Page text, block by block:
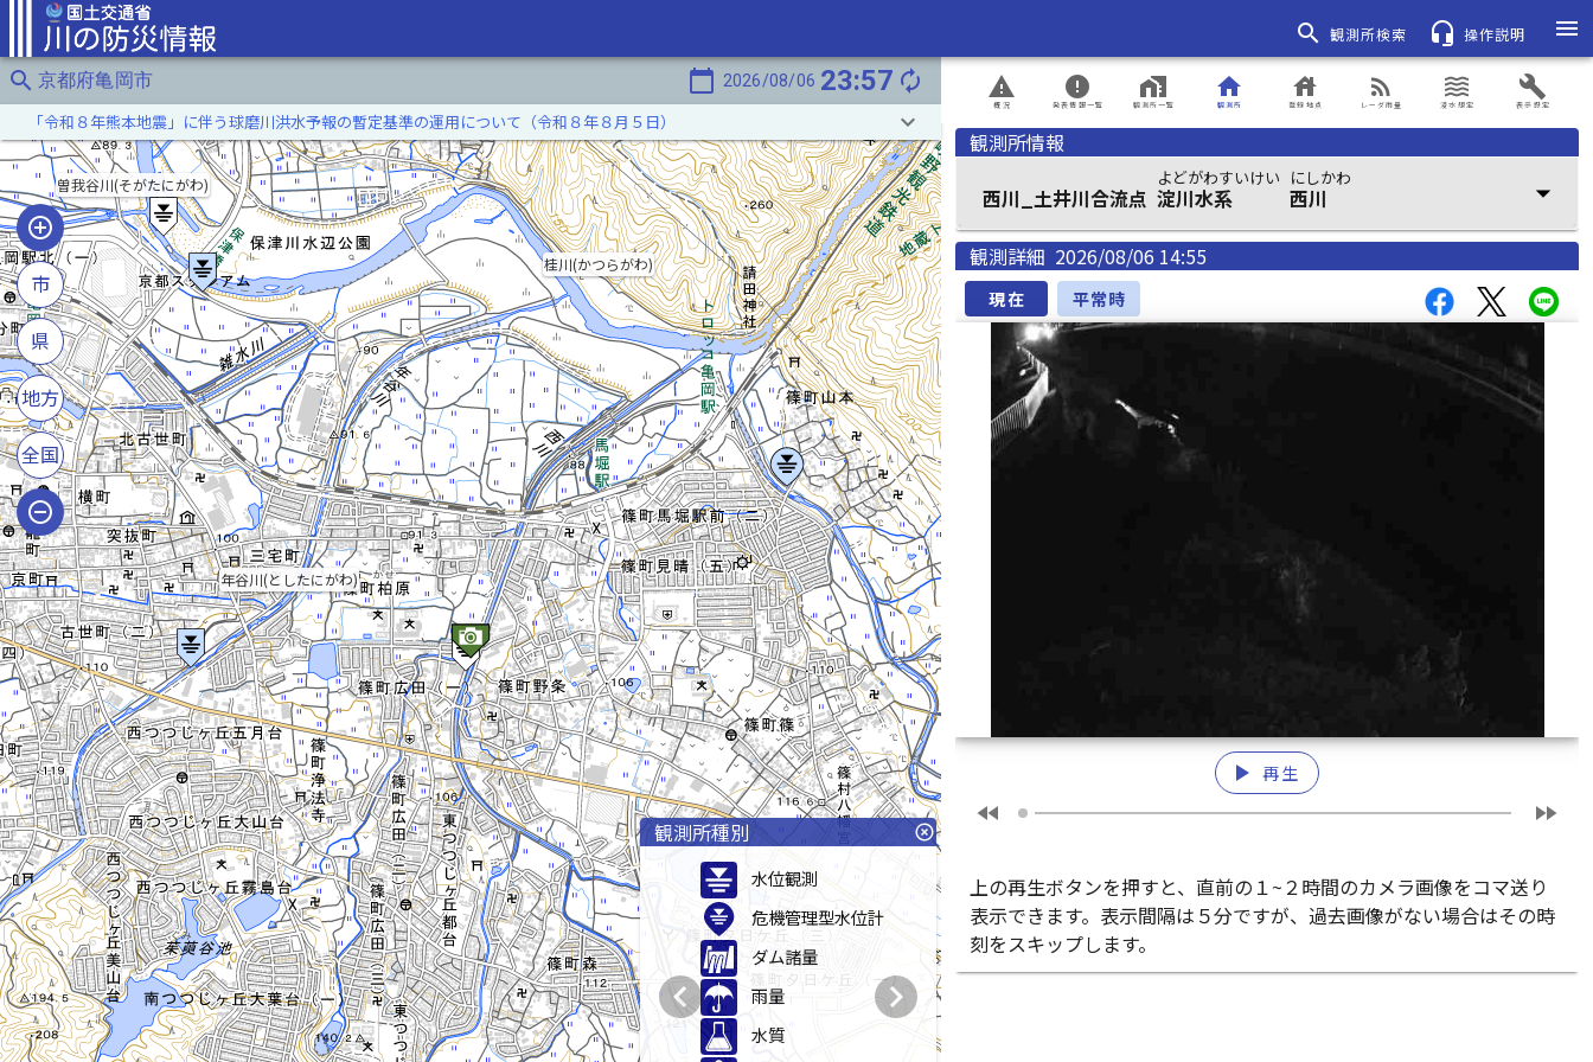
search 観測所検索 headset_mic 操作説明
menu
search 京都府亀岡市 calendar_today 2026/08/06 23:57 autorenew
桂川(かつらがわ)
年谷川(としたにがわ)
曽我谷川(そがたにがわ)
「令和８年熊本地震」に伴う球磨川洪水予報の暫定基準の運用について（令和８年８月５日） keyboard_arrow_down
市
県
地方
全国
観測所種別 highlight_off
水位観測
危機管理型水位計
ダム諸量
雨量
水質
chevron_left chevron_right
概況
report_problem
発表情報一覧
error
観測所一覧
home_work
観測所
home
登録地点
house
レーダ雨量
rss_feed
浸水想定
waves
表示設定
build
観測所情報
西川_土井川合流点
よどがわすいけい
淀川水系
にしかわ
西川 arrow_drop_down
観測詳細 2026/08/06 14:55
現在 平常時
play_arrow 再生
fast_rewind fast_forward
上の再生ボタンを押すと、直前の１~２時間のカメラ画像をコマ送り
表示できます。表示間隔は５分ですが、過去画像がない場合はその時
刻をスキップします。